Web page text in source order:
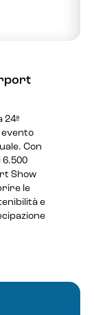
24ª
evento
Con
6.500
Show
le
e